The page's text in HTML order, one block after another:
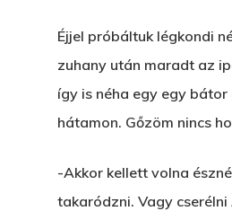
Éjjel próbáltuk légkondi
zuhany után maradt az
így is néha egy egy bátor
hátamon. Gőzöm nincs
-Akkor kellett volna
takaródzni. Vagy